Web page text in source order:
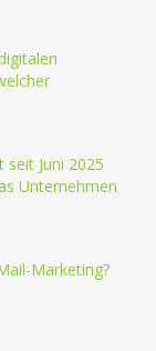
Juni 2025
Unternehmen
Marketing?